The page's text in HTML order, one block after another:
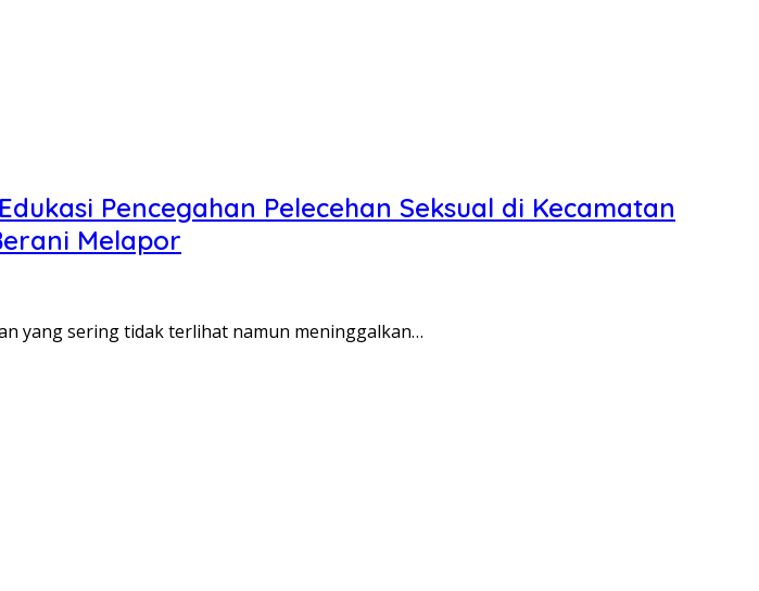
Pencegahan Pelecehan Seksual di Kecamatan
Melapor
yang sering tidak terlihat namun meninggalkan…